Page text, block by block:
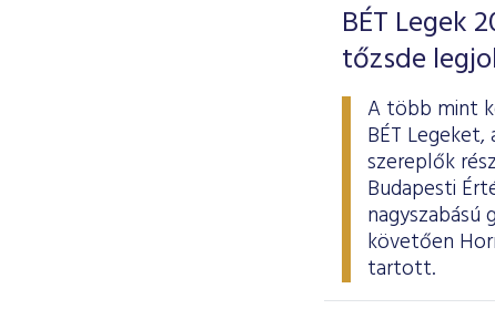
BÉT Legek
tőzsde
A több mint
BÉT
szereplők
Budapesti
követően
tartott.